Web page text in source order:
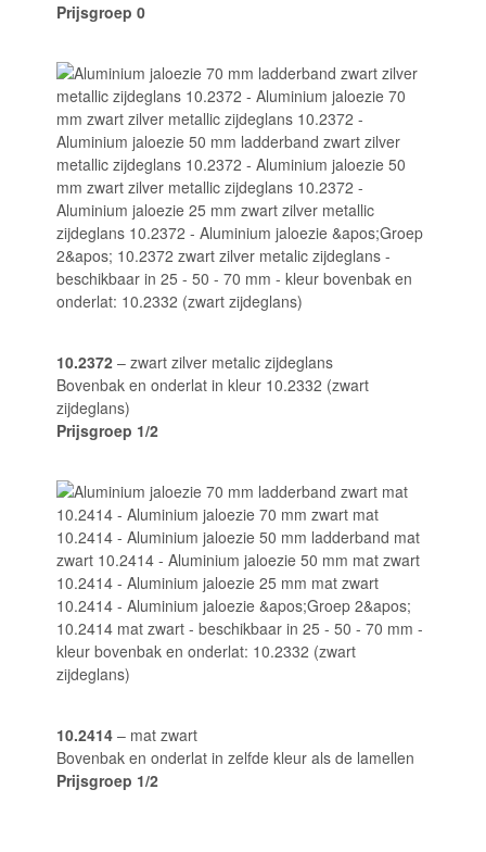
Prijsgroep 0
10.2372 – zwart zilver metalic zijdeglans
Bovenbak en onderlat in kleur 10.2332 (zwart
zijdeglans)
Prijsgroep 1/2
10.2414 – mat zwart
Bovenbak en onderlat in zelfde kleur als de lamellen
Prijsgroep 1/2